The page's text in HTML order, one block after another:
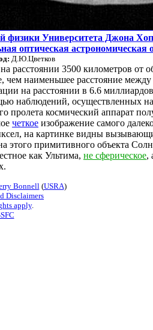
физики Университета Джона
оптическая астрономическая
Д.Ю.Цветков
расстоянии 3500 километров от
чем наименьшее расстояние
на расстоянии в 6.6
наблюдений, осуществленных
пролета космический аппарат
четкое изображение самого
на картинке видны
примитивного объекта
как Ультима, не сферическое,
Bonnell(USRA)
Disclaimers
apply.